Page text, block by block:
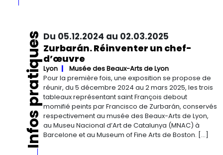
Infos pratiquesDu 05.12.2024 au 02.03.2025
Zurbarán. Réinventer un chef-
d’œuvre
Lyon
Musée des Beaux-Arts de Lyon
Pour la première fois, une exposition se propose de
réunir, du 5 décembre 2024 au 2 mars 2025, les trois
tableaux représentant saint François debout
momifié peints par Francisco de Zurbarán, conservés
respectivement au musée des Beaux-Arts de Lyon,
au Museu Nacional d’Art de Catalunya (MNAC) à
Barcelone et au Museum of Fine Arts de Boston. […]